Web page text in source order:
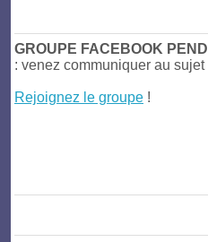
GROUPE FACEBOOK
: venez communiquer au
Rejoignez le groupe !